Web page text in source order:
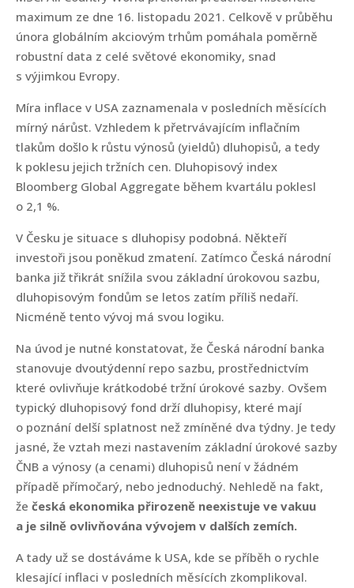
maximum ze dne 16. listopadu 2021. Celkově v průběhu
února globálním akciovým trhům pomáhala poměrně
robustní data z celé světové ekonomiky, snad
s výjimkou Evropy.
Míra inflace v USA zaznamenala v posledních měsících
mírný nárůst. Vzhledem k přetrvávajícím inflačním
tlakům došlo k růstu výnosů (yieldů) dluhopisů, a tedy
k poklesu jejich tržních cen. Dluhopisový index
Bloomberg Global Aggregate během kvartálu poklesl
o 2,1 %.
V Česku je situace s dluhopisy podobná. Někteří
investoři jsou poněkud zmatení. Zatímco Česká národní
banka již třikrát snížila svou základní úrokovou sazbu,
dluhopisovým fondům se letos zatím příliš nedaří.
Nicméně tento vývoj má svou logiku.
Na úvod je nutné konstatovat, že Česká národní banka
stanovuje dvoutýdenní repo sazbu, prostřednictvím
které ovlivňuje krátkodobé tržní úrokové sazby. Ovšem
typický dluhopisový fond drží dluhopisy, které mají
o poznání delší splatnost než zmíněné dva týdny. Je tedy
jasné, že vztah mezi nastavením základní úrokové sazby
ČNB a výnosy (a cenami) dluhopisů není v žádném
případě přímočarý, nebo jednoduchý. Nehledě na fakt,
že česká ekonomika přirozeně neexistuje ve vakuu
a je silně ovlivňována vývojem v dalších zemích.
A tady už se dostáváme k USA, kde se příběh o rychle
klesající inflaci v posledních měsících zkomplikoval.